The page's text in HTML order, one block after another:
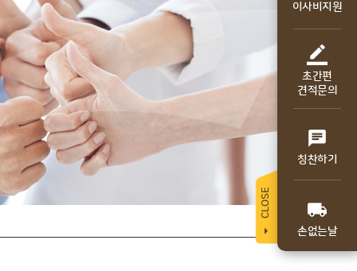
CLOSE
이사비지원

초간편
견적문의

칭찬하기

손없는날